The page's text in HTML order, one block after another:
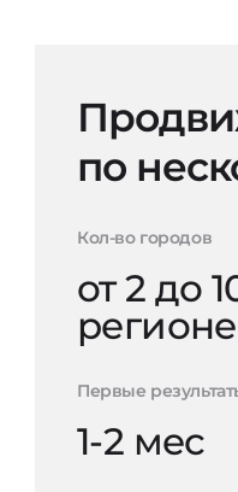
по
Кол-во городов
от 2 до
регионе
Первые
1-2 мес